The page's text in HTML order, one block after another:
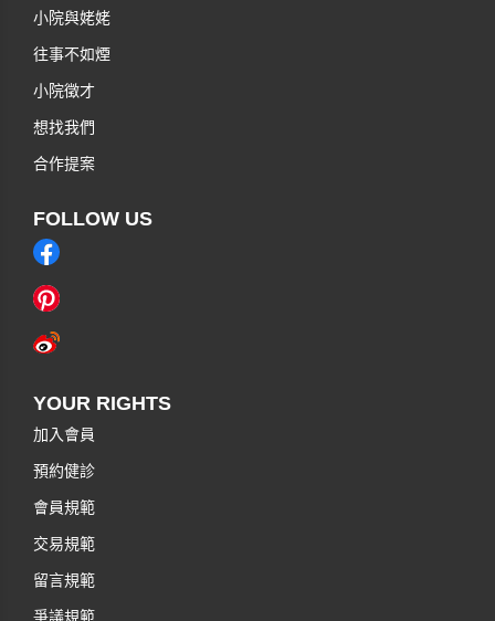
小院與姥姥
往事不如煙
小院徵才
想找我們
合作提案
FOLLOW US
YOUR RIGHTS
加入會員
預約健診
會員規範
交易規範
留言規範
爭議規範